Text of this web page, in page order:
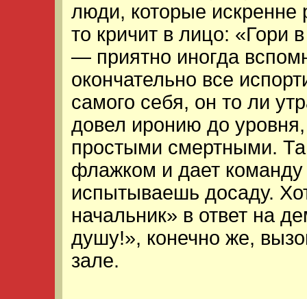
люди, которые искренне
то кричит в лицо: «Гори
— приятно иногда
окончательно все
самого себя, он то ли
довел иронию до
простыми смертными.
флажком и дает
испытываешь досаду.
начальник» в ответ на
душу!», конечно же,
зале.